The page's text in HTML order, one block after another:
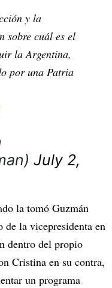
y la
sobre cuál es el
la Argentina,
por una Patria
July 2,
la tomó Guzmán
de la vicepresidenta en
dentro del propio
Cristina en su contra,
un programa